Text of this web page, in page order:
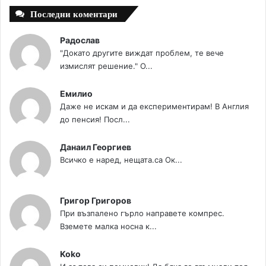
Последни коментари
Радослав
"Докато другите виждат проблем, те вече
измислят решение." О...
Емилио
Даже не искам и да експериментирам! В Англия
до пенсия! Посл...
Данаил Георгиев
Всичко е наред, нещата.са Ок...
Григор Григоров
При възпалено гърло направете компрес.
Вземете малка носна к...
Koko